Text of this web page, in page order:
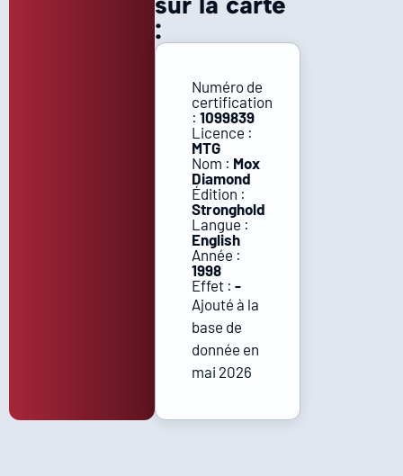
:
Numéro de
certification
: 1099839
Licence :
MTG
Nom : Mox
Diamond
Édition :
Stronghold
Langue :
English
Année :
1998
Effet : -
Ajouté à la
base de
donnée en
mai 2026